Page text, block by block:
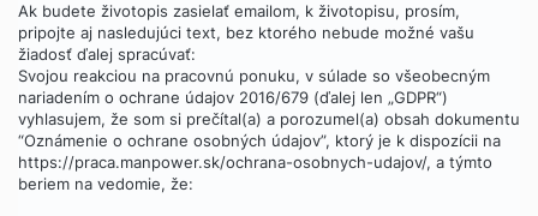
Ak budete životopis zasielať emailom, k životopisu, prosím,
pripojte aj nasledujúci text, bez ktorého nebude možné vašu
žiadosť ďalej spracúvať:
Svojou reakciou na pracovnú ponuku, v súlade so všeobecným
nariadením o ochrane údajov 2016/679 (ďalej len „GDPR“)
vyhlasujem, že som si prečítal(a) a porozumel(a) obsah dokumentu
“Oznámenie o ochrane osobných údajov”, ktorý je k dispozícii na
https://praca.manpower.sk/ochrana-osobnych-udajov/, a týmto
beriem na vedomie, že: